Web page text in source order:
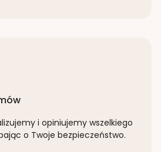
i opiniujemy wszelkiego
o Twoje bezpieczeństwo.